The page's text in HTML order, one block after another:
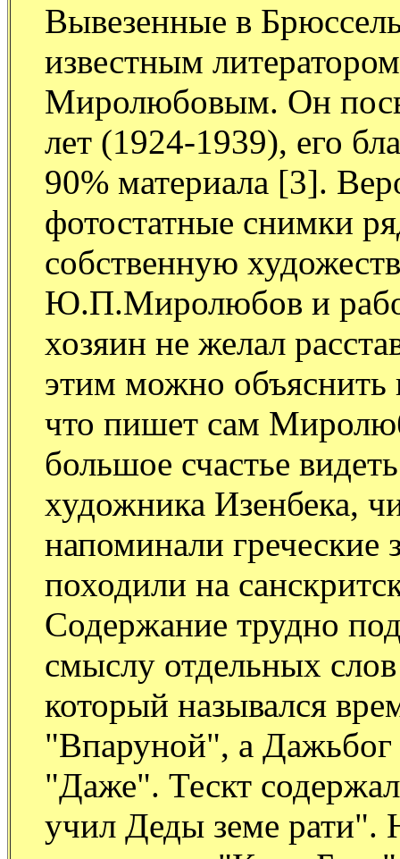
Вывезенные в
известным
Миролюбовым. Он
лет (1924-1939), его
90% материала [3].
фотостатные снимки
собственную
Ю.П.Миролюбов и
хозяин не желал
этим можно объяснить
что пишет сам
большое счастье
художника Изенбека,
напоминали греческие
походили на
Содержание трудно
смыслу отдельных
который назывался
"Впаруной", а
"Даже". Тескт
учил Деды земе рати".